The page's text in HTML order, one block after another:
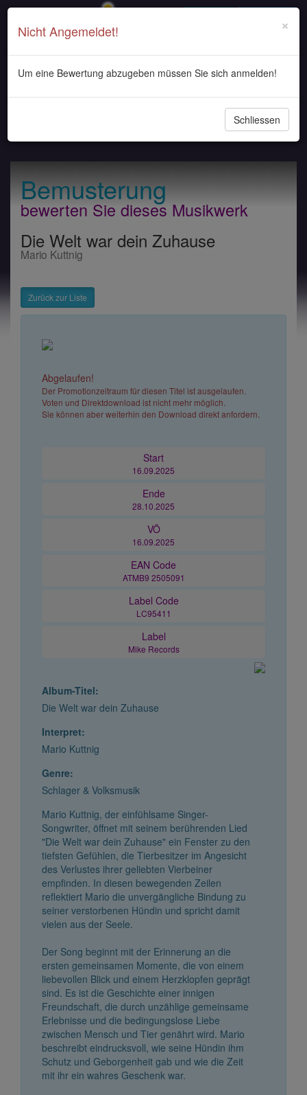
ein-/
Bemusterung
bewerten Sie dieses Musikwerk
Die Welt war dein Zuhause
Mario Kuttnig
Zurück zur Liste
Abgelaufen!
Der Promotionzeitraum für diesen Titel ist ausgelaufen.
Voten und Direktdownload ist nicht mehr möglich.
Sie können aber weiterhin den Download direkt anfordern.
Start
16.09.2025
Ende
28.10.2025
VÖ
16.09.2025
EAN Code
ATMB9 2505091
Label Code
LC95411
Label
Mike Records
Album-Titel:
Die Welt war dein Zuhause
Interpret:
Mario Kuttnig
Genre:
Schlager & Volksmusik
Mario Kuttnig, der einfühlsame Singer-
Songwriter, öffnet mit seinem berührenden Lied
"Die Welt war dein Zuhause" ein Fenster zu den
tiefsten Gefühlen, die Tierbesitzer im Angesicht
des Verlustes ihrer geliebten Vierbeiner
empfinden. In diesen bewegenden Zeilen
reflektiert Mario die unvergängliche Bindung zu
seiner verstorbenen Hündin und spricht damit
vielen aus der Seele.
Der Song beginnt mit der Erinnerung an die
ersten gemeinsamen Momente, die von einem
liebevollen Blick und einem Herzklopfen geprägt
sind. Es ist die Geschichte einer innigen
Freundschaft, die durch unzählige gemeinsame
Erlebnisse und die bedingungslose Liebe
zwischen Mensch und Tier genährt wird. Mario
beschreibt eindrucksvoll, wie seine Hündin ihm
Schutz und Geborgenheit gab und wie die Zeit
mit ihr ein wahres Geschenk war.
×
Nicht Angemeldet!
Um eine Bewertung abzugeben müssen Sie sich anmelden!
Schliessen